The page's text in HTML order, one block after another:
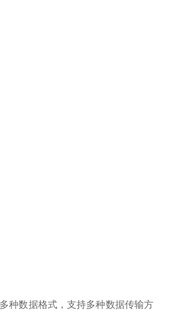
种数据格式，支持多种数据传输方